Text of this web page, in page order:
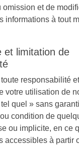
omission et de
informations à tout
et limitation de
responsabilité
votre utilisation de
quel » sans
condition de
ou implicite, en ce
accessibles à partir